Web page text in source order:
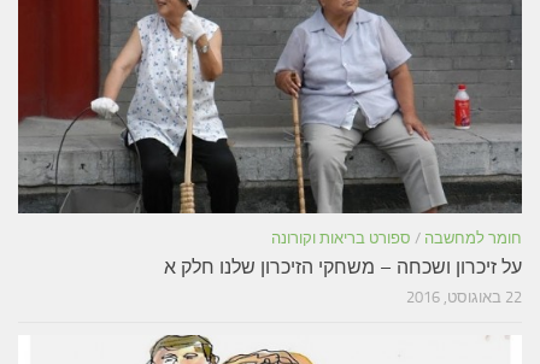
חומר למחשבה / ספורט בריאות וקורונה
על זיכרון ושכחה – משחקי הזיכרון שלנו חלק א
22 באוגוסט, 2016